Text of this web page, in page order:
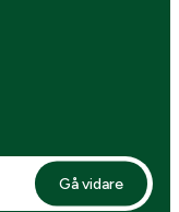
Gå vidare